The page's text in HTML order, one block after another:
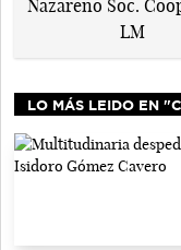
LO MÁS LEIDO EN